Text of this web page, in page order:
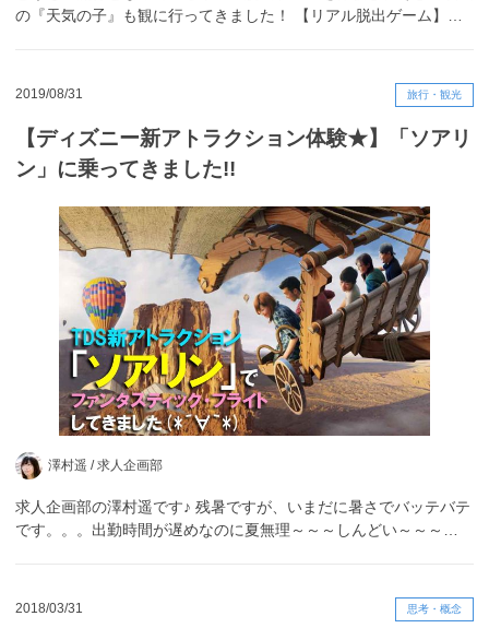
の『天気の子』も観に行ってきました！ 【リアル脱出ゲーム】…
2019/08/31 旅行・観光
【ディズニー新アトラクション体験★】「ソアリ
ン」に乗ってきました!!
澤村遥 /求人企画部
求人企画部の澤村遥です♪ 残暑ですが、いまだに暑さでバッテバテ
です。。。出勤時間が遅めなのに夏無理～～～しんどい～～～…
2018/03/31 思考・概念